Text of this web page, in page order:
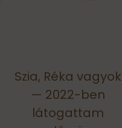
Szia, Réka vagyok
— 2022-ben
látogattam